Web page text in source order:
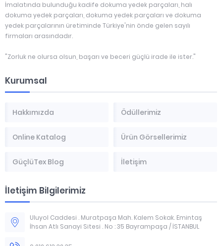
İmalatında bulunduğu kadife dokuma yedek parçaları, halı
dokuma yedek parçaları, dokuma yedek parçaları ve dokuma
yedek parçalarının üretiminde Türkiye'nin önde gelen sayılı
firmaları arasındadır.
"Zorluk ne olursa olsun, başarı ve beceri güçlü irade ile ister."
Kurumsal
Hakkımızda Ödüllerimiz
Online Katalog Ürün Görsellerimiz
GüçlüTex Blog İletişim
İletişim Bilgilerimiz
Uluyol Caddesi . Muratpaşa Mah. Kalem Sokak. Emintaş
İhsan Atlı Sanayi Sitesi . No : 35 Bayrampaşa / İSTANBUL